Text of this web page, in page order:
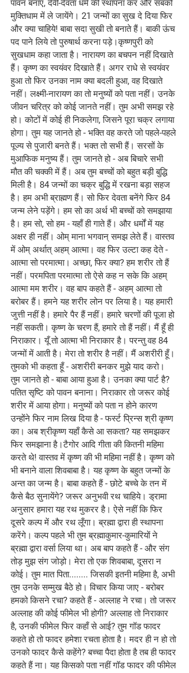
पावन बनाए, देवी-देवता धर्म की स्थापना कर और सबको
मुक्तिधाम में ले जायेंगे। 21 जन्मों का सुख दे दिया फिर
और क्या चाहिये! बाबा सदा सुखी तो बनाते हैं। बाकी ऊंच
पद पाने लिये तो पुरुषार्थ करना पड़े।कृष्णपुरी को
सुखधाम कहा जाता है। नारायण का बचपन नहीं दिखाते
हैं। कृष्ण का स्वयंवर दिखाते हैं। अगर राधे से स्वयंवर
हुआ तो फिर उनका नाम क्या बदली हुआ, वह दिखाते
नहीं। लक्ष्मी-नारायण का तो मनुष्यों को पता नहीं। उनके
जीवन चरित्र को कोई जानते नहीं। तुम अभी समझ रहे
हो। कोटों में कोई ही निकलेगा, जिसने पूरा चक्र लगाया
होगा। तुम यह जानते हो - भक्ति वह करते जो पहले-पहले
पूज्य से पुजारी बनते हैं। भक्त तो सभी हैं। सरसों के
मुआफिक मनुष्य हैं। तुम जानते हो - अब बिचारे सभी
मौत की चक्की में हैं। अब तुम बच्चों को बहुत बड़ी बुद्धि
मिली है। 84 जन्मों का चक्र बुद्धि में रखना बड़ा सहज
है। हम अभी ब्राह्मण हैं। सो फिर देवता बनेंगे फिर 84
जन्म लेने पड़ेंगे। हम सो का अर्थ भी बच्चों को समझाया
है। हम सो, सो हम - यहाँ ही गाते हैं। और धर्मों में यह
अक्षर ही नहीं। ओम् माना भगवान् समझ लेते हैं। वास्तव
में ओम् अर्थात् अहम् आत्मा। वह फिर उल्टा कह देते -
आत्मा सो परमात्मा। अच्छा, फिर क्या? हम शरीर तो हैं
नहीं। परमपिता परमात्मा तो ऐसे कह न सके कि अहम्
आत्मा मम शरीर। वह बाप कहते हैं - अहम् आत्मा तो
बरोबर हैं। हमने यह शरीर लोन पर लिया है। यह हमारी
जुत्ती नहीं है। हमारे पैर हैं नहीं। हमारे चरणों की पूजा हो
नहीं सकती। कृष्ण के चरण हैं, हमारे तो हैं नहीं। मैं हूँ ही
निराकार। यूँ तो आत्मा भी निराकार है। परन्तु वह 84
जन्मों में आती है। मेरा तो शरीर है नहीं। मैं अशरीरी हूँ।
तुमको भी कहता हूँ - अशरीरी बनकर मुझे याद करो।
तुम जानते हो - बाबा आया हुआ है। उनका क्या पार्ट है?
पतित सृष्टि को पावन बनाना। निराकार तो जरूर कोई
शरीर में आया होगा। मनुष्यों को पता न होने कारण
उन्होंने फिर नाम लिख दिया है - फर्स्ट प्रिन्स श्री कृष्ण
का। अब श्रीकृष्ण यहाँ कैसे आ सकता? यह समझकर
फिर समझाना है।टैगोर आदि गीता की कितनी महिमा
करते थे! वास्तव में कृष्ण की भी महिमा नहीं है। कृष्ण को
भी बनाने वाला शिवबाबा है। यह कृष्ण के बहुत जन्मों के
अन्त का जन्म है। बाबा कहते हैं - छोटे बच्चे के तन में
कैसे बैठ सुनायेंगे? जरूर अनुभवी रथ चाहिये। ड्रामा
अनुसार हमारा यह रथ मुकरर है। ऐसे नहीं कि फिर
दूसरे कल्प में और रथ लूँगा। ब्रह्मा द्वारा ही स्थापना
करेंगे। कल्प पहले भी तुम ब्रह्माकुमार-कुमारियों ने
ब्रह्मा द्वारा वर्सा लिया था। अब बाप कहते हैं - और संग
तोड़ मुझ संग जोड़ो। मेरा तो एक शिवबाबा, दूसरा न
कोई। तुम मात पिता........ जिसकी इतनी महिमा है, अभी
तुम उनके सम्मुख बैठे हो। विचार किया जाए - बरोबर
हमको किसने रचा? कहते हैं - अल्लाह ने रचा। तो जरूर
अल्लाह की कोई फीमेल भी होगी? अल्लाह तो निराकार
है, उनकी फीमेल फिर कहाँ से आई? तुम गॉड फादर
कहते हो तो फादर हमेशा रचता होता है। मदर ही न हो तो
उनको फादर कैसे कहेंगे? बच्चा पैदा होता है तब ही फादर
कहते हैं ना। यह किसको पता नहीं गॉड फादर की फीमेल